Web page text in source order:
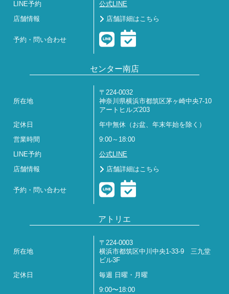
LINE予約 公式LINE
店舗情報 店舗詳細はこちら
予約・問い合わせ
センター南店
所在地
〒224-0032
神奈川県横浜市都筑区茅ヶ崎中央7-10
アートヒルズ203
定休日 年中無休（お盆、年末年始を除く）
営業時間 9:00～18:00
LINE予約 公式LINE
店舗情報 店舗詳細はこちら
予約・問い合わせ
アトリエ
所在地
〒224-0003
横浜市都筑区中川中央1-33-9 三九堂
ビル3F
定休日 毎週 日曜・月曜
9:00〜18:00